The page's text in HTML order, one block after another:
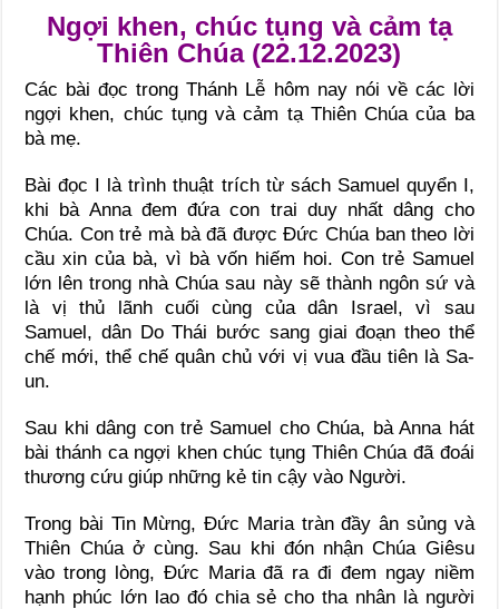
Ngợi khen, chúc tụng và cảm tạ
Thiên Chúa (22.12.2023)
Các bài đọc trong Thánh Lễ hôm nay nói về các lời
ngợi khen, chúc tụng và cảm tạ Thiên Chúa của ba
bà mẹ.
Bài đọc I là trình thuật trích từ sách Samuel quyển I,
khi bà Anna đem đứa con trai duy nhất dâng cho
Chúa. Con trẻ mà bà đã được Đức Chúa ban theo lời
cầu xin của bà, vì bà vốn hiếm hoi. Con trẻ Samuel
lớn lên trong nhà Chúa sau này sẽ thành ngôn sứ và
là vị thủ lãnh cuối cùng của dân Israel, vì sau
Samuel, dân Do Thái bước sang giai đoạn theo thể
chế mới, thể chế quân chủ với vị vua đầu tiên là Sa-
un.
Sau khi dâng con trẻ Samuel cho Chúa, bà Anna hát
bài thánh ca ngợi khen chúc tụng Thiên Chúa đã đoái
thương cứu giúp những kẻ tin cậy vào Người.
Trong bài Tin Mừng, Đức Maria tràn đầy ân sủng và
Thiên Chúa ở cùng. Sau khi đón nhận Chúa Giêsu
vào trong lòng, Đức Maria đã ra đi đem ngay niềm
hạnh phúc lớn lao đó chia sẻ cho tha nhân là người